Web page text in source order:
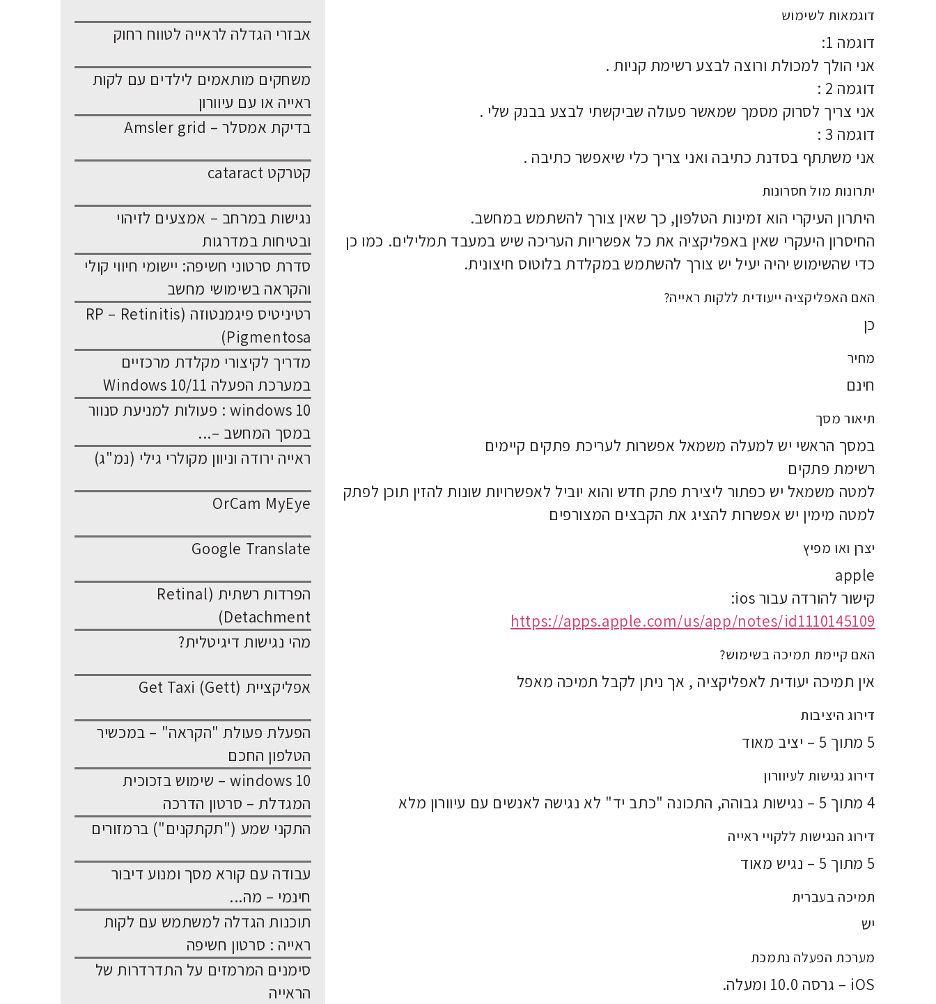
דוגמאות לשימוש
דוגמה 1:
אני הולך למכולת ורוצה לבצע רשימת קניות .
דוגמה 2 :
אני צריך לסרוק מסמך שמאשר פעולה שביקשתי לבצע בבנק שלי .
דוגמה 3 :
אני משתתף בסדנת כתיבה ואני צריך כלי שיאפשר כתיבה .
יתרונות מול חסרונות
היתרון העיקרי הוא זמינות הטלפון, כך שאין צורך להשתמש במחשב.
החיסרון היעקרי שאין באפליקציה את כל אפשריות העריכה שיש במעבד תמלילים. כמו כן
כדי שהשימוש יהיה יעיל יש צורך להשתמש במקלדת בלוטוס חיצונית.
האם האפליקציה ייעודית ללקות ראייה?
כן
מחיר
חינם
תיאור מסך
במסך הראשי יש למעלה משמאל אפשרות לעריכת פתקים קיימים
רשימת פתקים
למטה משמאל יש כפתור ליצירת פתק חדש והוא יוביל לאפשרויות שונות להזין תוכן לפתק
למטה מימין יש אפשרות להציג את הקבצים המצורפים
יצרן ואו מפיץ
apple
קישור להורדה עבור ios:
https://apps.apple.com/us/app/notes/id1110145109
האם קיימת תמיכה בשימוש?
אין תמיכה יעודית לאפליקציה , אך ניתן לקבל תמיכה מאפל
דירוג היציבות
5 מתוך 5 – יציב מאוד
דירוג נגישות לעיוורון
4 מתוך 5 – נגישות גבוהה, התכונה "כתב יד" לא נגישה לאנשים עם עיוורון מלא
דירוג הנגישות ללקויי ראייה
5 מתוך 5 – נגיש מאוד
תמיכה בעברית
יש
מערכת הפעלה נתמכת
iOS – גרסה 10.0 ומעלה.
אבזרי הגדלה לראייה לטווח רחוק
משחקים מותאמים לילדים עם לקות
ראייה או עם עיוורון
בדיקת אמסלר – Amsler grid
קטרקט cataract
נגישות במרחב – אמצעים לזיהוי
ובטיחות במדרגות
סדרת סרטוני חשיפה: יישומי חיווי קולי
והקראה בשימושי מחשב
רטיניטיס פיגמנטוזה (RP – Retinitis
Pigmentosa)
מדריך לקיצורי מקלדת מרכזיים
במערכת הפעלה Windows 10/11
windows 10 : פעולות למניעת סנוור
במסך המחשב –...
ראייה ירודה וניוון מקולרי גילי (נמ"ג)
OrCam MyEye
Google Translate
הפרדות רשתית (Retinal
Detachment)
מהי נגישות דיגיטלית?
אפליקציית Get Taxi (Gett)
הפעלת פעולת "הקראה" – במכשיר
הטלפון החכם
windows 10 – שימוש בזכוכית
המגדלת – סרטון הדרכה
התקני שמע ("תקתקנים") ברמזורים
עבודה עם קורא מסך ומנוע דיבור
חינמי – מה...
תוכנות הגדלה למשתמש עם לקות
ראייה : סרטון חשיפה
סימנים המרמזים על התדרדרות של
הראייה